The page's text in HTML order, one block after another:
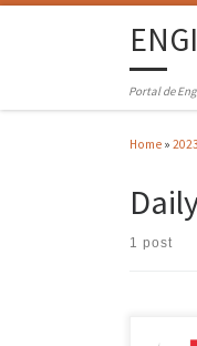
Portal de
Home » 2023
1 post